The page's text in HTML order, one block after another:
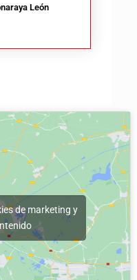
León
de marketing y